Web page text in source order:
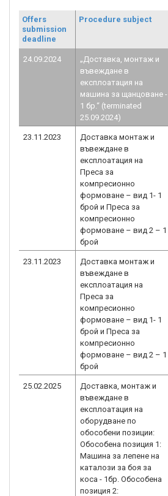
Offers
submission
deadline
Procedure subject
24.09.2024
„Доставка, монтаж и
въвеждане в
експлоатация на
машина за щанцоване -
1 бр.“ (terminated
25.09.2024)
23.11.2023
Доставка монтаж и
въвеждане в
експлоатация на
Преса за
компресионно
формоване – вид 1- 1
брой и Преса за
компресионно
формоване – вид 2 – 1
брой
23.11.2023
Доставка монтаж и
въвеждане в
експлоатация на
Преса за
компресионно
формоване – вид 1- 1
брой и Преса за
компресионно
формоване – вид 2 – 1
брой
25.02.2025
Доставка, монтаж и
въвеждане в
експлоатация на
оборудване по
обособени позиции:
Обособена позиция 1:
Машина за лепене на
каталози за боя за
коса - 1бр. Обособена
позиция 2: